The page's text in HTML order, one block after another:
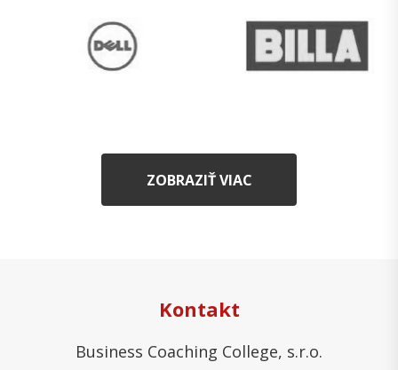
ZOBRAZIŤ VIAC
Kontakt
Business Coaching College, s.r.o.